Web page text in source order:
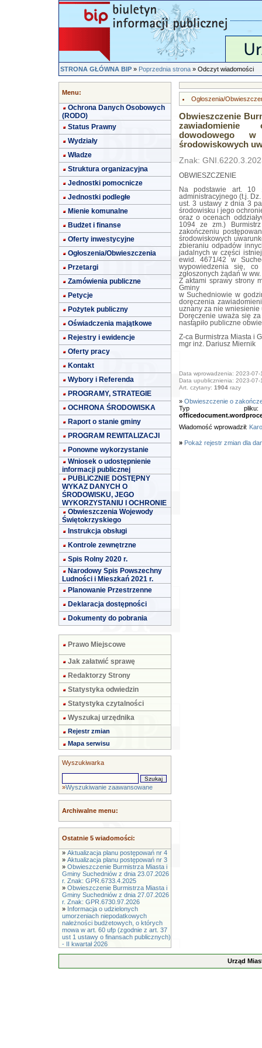
STRONA GŁÓWNA BIP»Poprzednia strona» Odczyt wiadomości
Menu:
Ochrona Danych Osobowych
(RODO)
Status Prawny
Wydziały
Władze
Struktura organizacyjna
Jednostki pomocnicze
Jednostki podległe
Mienie komunalne
Budżet i finanse
Oferty inwestycyjne
Ogłoszenia/Obwieszczenia
Przetargi
Zamówienia publiczne
Petycje
Pożytek publiczny
Oświadczenia majątkowe
Rejestry i ewidencje
Oferty pracy
Kontakt
Wybory i Referenda
PROGRAMY, STRATEGIE
OCHRONA ŚRODOWISKA
Raport o stanie gminy
PROGRAM REWITALIZACJI
Ponowne wykorzystanie
Wniosek o udostępnienie
informacji publicznej
PUBLICZNIE DOSTĘPNY
WYKAZ DANYCH O
ŚRODOWISKU, JEGO
WYKORZYSTANIU I OCHRONIE
Obwieszczenia Wojewody
Świętokrzyskiego
Instrukcja obsługi
Kontrole zewnętrzne
Spis Rolny 2020 r.
Narodowy Spis Powszechny
Ludności i Mieszkań 2021 r.
Planowanie Przestrzenne
Deklaracja dostępności
Dokumenty do pobrania
Prawo Miejscowe
Jak załatwić sprawę
Redaktorzy Strony
Statystyka odwiedzin
Statystyka czytalności
Wyszukaj urzędnika
Rejestr zmian
Mapa serwisu
Wyszukiwarka
»Wyszukiwanie zaawansowane
Archiwalne menu:
Ostatnie 5 wiadomości:
» Aktualizacja planu postępowań nr 4
» Aktualizacja planu postępowań nr 3
» Obwieszczenie Burmistrza Miasta i
Gminy Suchedniów z dnia 23.07.2026
r. Znak: GPR.6733.4.2025
» Obwieszczenie Burmistrza Miasta i
Gminy Suchedniów z dnia 27.07.2026
r. Znak: GPR.6730.97.2026
» Informacja o udzielonych
umorzeniach niepodatkowych
należności budżetowych, o których
mowa w art. 60 ufp (zgodnie z art. 37
ust 1 ustawy o finansach publicznych)
- II kwartał 2026
Ogłoszenia/
Obwieszczenie
zawiadomienie
dowodowego
środowiskowych
Znak:
OBWIESZCZENIE
Na podstawie art. 10
administracyjnego (t.j.
ust. 3 ustawy z dnia 3
środowisku i jego
oraz o ocenach
1094 ze zm.)
zakończeniu
środowiskowych
zbieraniu odpadów
jadalnych w części
ewid. 4671/42 w
wypowiedzenia się,
zgłoszonych żądań w
Z aktami sprawy strony
Gminy
w Suchedniowie w
doręczenia
uznany za nie wniesienie
Doręczenie uważa się
nastąpiło publiczne
Z-ca Burmistrza Miasta i
mgr inż. Dariusz Miernik
Data wprowadzenia: 2023-07-
Data upublicznienia: 2023-07-
Art. czytany: 1904razy
» Obwieszczenie o
Typ
Wiadomość wprowadził:
» Pokaż rejestr zmian dla
Urząd